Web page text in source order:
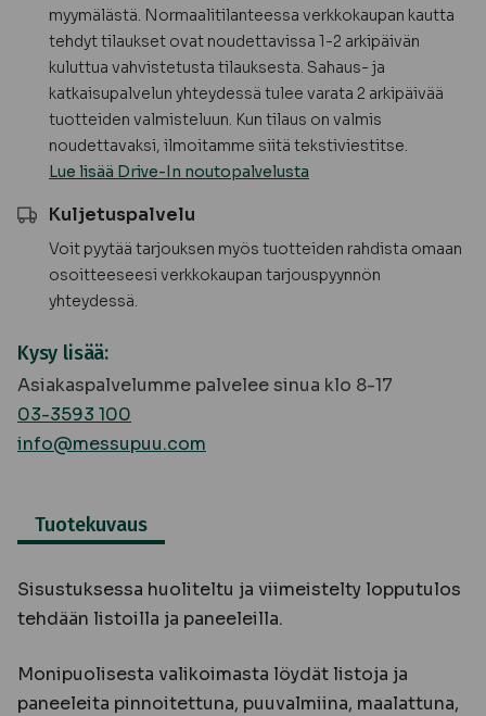
myymälästä. Normaalitilanteessa verkkokaupan kautta
tehdyt tilaukset ovat noudettavissa 1-2 arkipäivän
kuluttua vahvistetusta tilauksesta. Sahaus- ja
katkaisupalvelun yhteydessä tulee varata 2 arkipäivää
tuotteiden valmisteluun. Kun tilaus on valmis
noudettavaksi, ilmoitamme siitä tekstiviestitse.
Lue lisää Drive-In noutopalvelusta
Kuljetuspalvelu
Voit pyytää tarjouksen myös tuotteiden rahdista omaan
osoitteeseesi verkkokaupan tarjouspyynnön
yhteydessä.
Kysy lisää:
Asiakaspalvelumme palvelee sinua klo 8-17
03-3593 100
info@messupuu.com
Tuotekuvaus
Sisustuksessa huoliteltu ja viimeistelty lopputulos
tehdään listoilla ja paneeleilla.
Monipuolisesta valikoimasta löydät listoja ja
paneeleita pinnoitettuna, puuvalmiina, maalattuna,